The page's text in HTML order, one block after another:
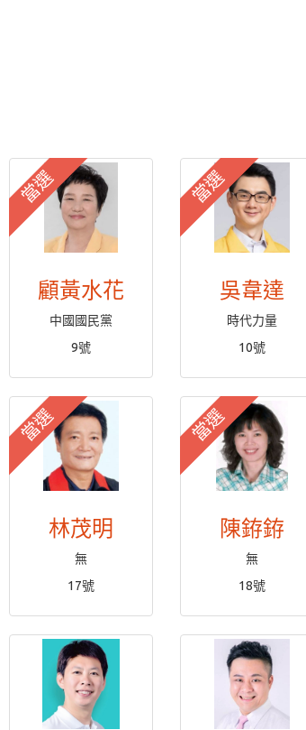
當選
顧黃水花
中國國民黨
9號
當選
吳韋達
時代力量
10號
當選
林茂明
無
17號
當選
陳銌銌
無
18號